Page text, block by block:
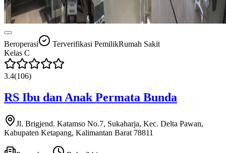
Beroperasi Terverifikasi PemilikRumah Sakit
Kelas C
3.4(106)
RS Ibu dan Anak Permata Bunda
Jl. Brigjend. Katamso No.7, Sukaharja, Kec. Delta Pawan,
Kabupaten Ketapang, Kalimantan Barat 78811